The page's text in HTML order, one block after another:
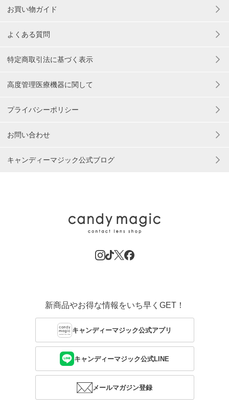
お買い物ガイド
よくある質問
特定商取引法に基づく表示
高度管理医療機器に関して
プライバシーポリシー
お問い合わせ
キャンディーマジック公式ブログ
新商品やお得な情報をいち早くGET！
キャンディーマジック公式アプリ
キャンディーマジック公式LINE
メールマガジン登録